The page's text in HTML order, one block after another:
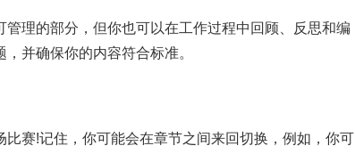
理的部分，但你也可以在工作过程中回顾、反思和编
并确保你的内容符合标准。
赛!记住，你可能会在章节之间来回切换，例如，你可